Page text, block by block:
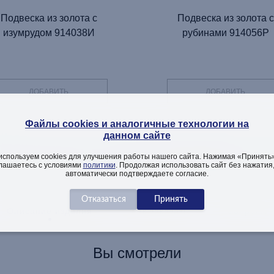
Подвеска из золота с
изумрудом 914038И
ДОБАВИТЬ
Подвеска из золота с
рубинами 914056Р
ДОБАВИТЬ
ИНФОРМАЦИЯ
Описание изделия Как заказать
Вы смотрели
Файлы cookies и аналогичные технологии на
данном сайте
cookies для улучшения работы нашего сайта. Нажимая
с условиями политики . Продолжая использовать сайт без
автоматически подтверждаете согласие.